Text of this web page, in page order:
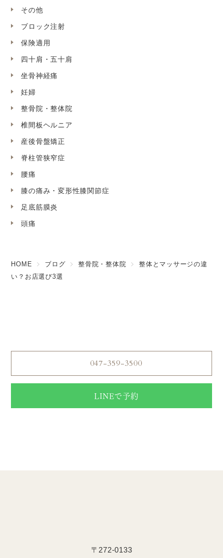
その他
ブロック注射
保険適用
四十肩・五十肩
坐骨神経痛
妊婦
整骨院・整体院
椎間板ヘルニア
産後骨盤矯正
脊柱管狭窄症
腰痛
膝の痛み・変形性膝関節症
足底筋膜炎
頭痛
HOME ブログ 整骨院・整体院
整体とマッサージの違
い？お店選び3選
047-359-3500
LINEで予約
〒272-0133